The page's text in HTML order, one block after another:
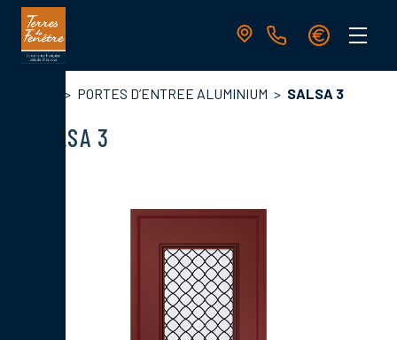
Aller
contenu
principale
PORTES D’ENTREE ALUMINIUM SALSA 3
SALSA 3